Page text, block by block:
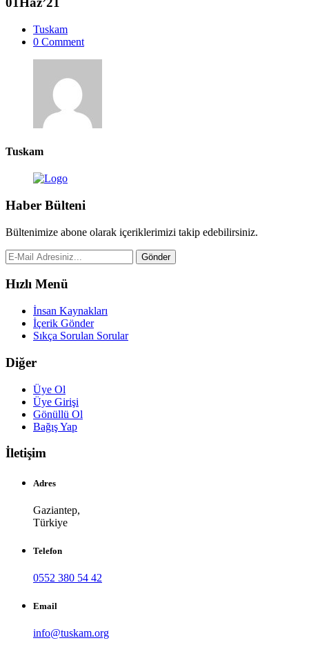
Tuskam
0 Comment
Tuskam
Haber Bülteni
Bültenimize abone olarak içeriklerimizi takip edebilirsiniz.
Gönder
Hızlı Menü
İnsan Kaynakları
İçerik Gönder
Sıkça Sorulan Sorular
Diğer
Üye Ol
Üye Girişi
Gönüllü Ol
Bağış Yap
İletişim
Adres
Gaziantep,
Türkiye
Telefon
0552 380 54 42
Email
info@tuskam.org